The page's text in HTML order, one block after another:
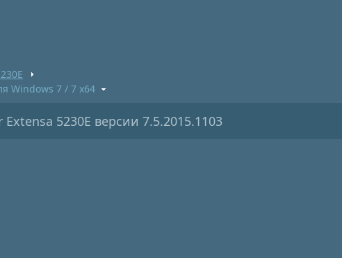
Windows 7 / 7 x64
5230E версии 7.5.2015.1103